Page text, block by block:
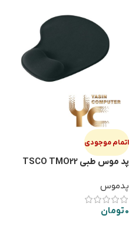
اتمام موجودی
پد موس طبی TSCO TMO22
پدموس
0تومان